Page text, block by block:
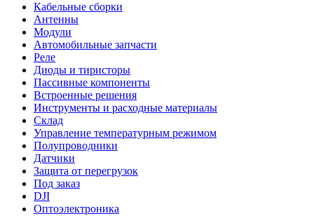
Кабельные сборки
Антенны
Модули
Автомобильные запчасти
Реле
Диоды и тиристоры
Пассивные компоненты
Встроенные решения
Инструменты и расходные материалы
Склад
Управление температурным режимом
Полупроводники
Датчики
Защита от перегрузок
Под заказ
DJI
Оптоэлектроника